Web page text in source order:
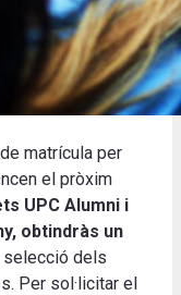
matrícula per
el pròxim
UPC Alumni i
obtindràs un
selecció dels
Per sol·licitar el